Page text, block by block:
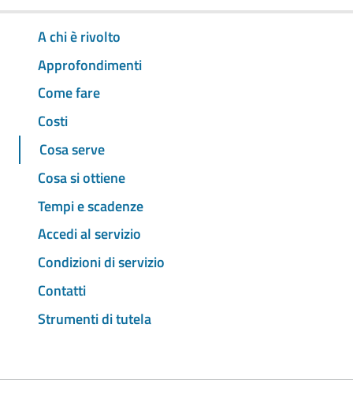
A chi è rivolto
Approfondimenti
Come fare
Costi
Cosa serve
Cosa si ottiene
Tempi e scadenze
Accedi al servizio
Condizioni di servizio
Contatti
Strumenti di tutela